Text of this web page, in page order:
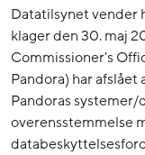
Datatilsynet vender
klager den 30. maj
Commissioner's
Pandora) har
Pandoras systemer/
overensstemmelse